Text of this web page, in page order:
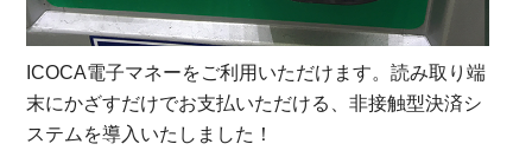
ICOCA電子マネーをご利用いただけます。読み取り端
末にかざすだけでお支払いただける、非接触型決済シ
ステムを導入いたしました！